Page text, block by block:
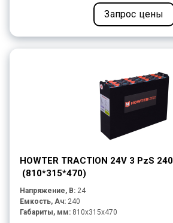
Запрос цены
HOWTER TRACTION 24V 3 PzS
(810*315*470)
Напряжение, В: 24
Емкость, Ач: 240
Габариты, мм: 810x315x470